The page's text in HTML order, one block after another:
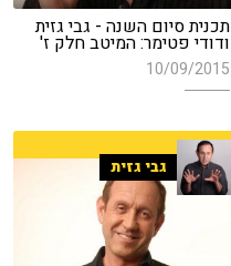
תכנית סיום השנה - גבי גזית
ודודי פטימר: המיטב חלק ז'
10/09/2015
גבי גזית